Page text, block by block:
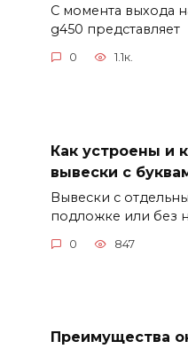
С момента выхода
g450 представляет
0 1.1к.
Как устроены и
вывески с
Вывески с
подложке или без
0 847
Преимущества